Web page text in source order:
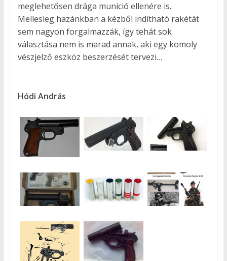
meglehetősen drága muníció ellenére is.
Mellesleg hazánkban a kézből indítható rakétát
sem nagyon forgalmazzák, így tehát sok
választása nem is marad annak, aki egy komoly
vészjelző eszköz beszerzését tervezi…
Hódi András